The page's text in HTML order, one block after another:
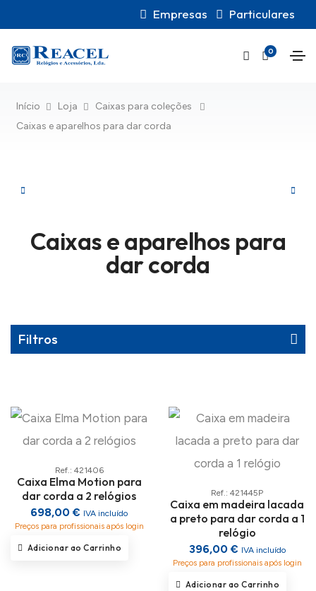
Empresas Particulares
0
Início Loja
Caixas para coleções
Caixas e aparelhos para dar corda
Caixas e aparelhos para
dar corda
Ref.: 421406
Caixa Elma Motion para
dar corda a 2 relógios
698,00 € IVA incluído
Preços para profissionais após login
Adicionar ao Carrinho
Ref.: 421445P
Caixa em madeira lacada
a preto para dar corda a 1
relógio
396,00 € IVA incluído
Preços para profissionais após login
Adicionar ao Carrinho
Filtros